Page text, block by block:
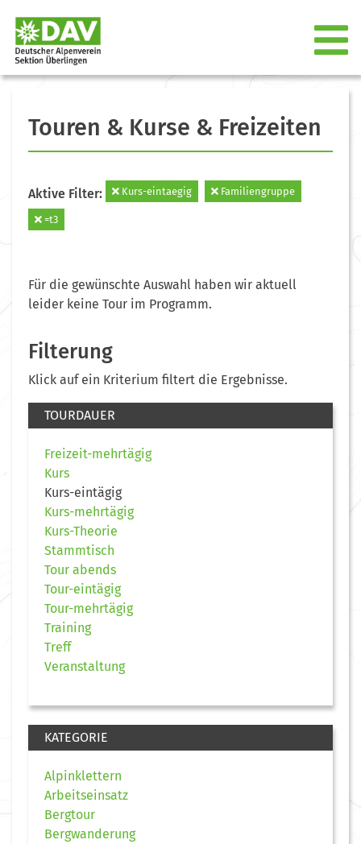
Touren & Kurse & Freizeiten
Aktive Filter: Kurs-eintaegig Familiengruppe
=t3
Für die gewünschte Auswahl haben wir aktuell
leider keine Tour im Programm.
Filterung
Klick auf ein Kriterium filtert die Ergebnisse.
TOURDAUER
Freizeit-mehrtägig
Kurs
Kurs-eintägig
Kurs-mehrtägig
Kurs-Theorie
Stammtisch
Tour abends
Tour-eintägig
Tour-mehrtägig
Training
Treff
Veranstaltung
KATEGORIE
Alpinklettern
Arbeitseinsatz
Bergtour
Bergwanderung